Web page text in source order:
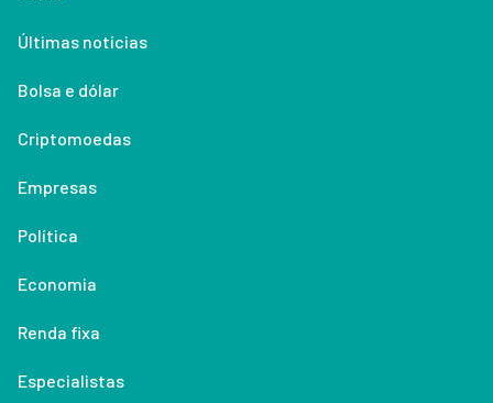
Últimas notícias
Bolsa e dólar
Criptomoedas
Empresas
Política
Economia
Renda fixa
Especialistas